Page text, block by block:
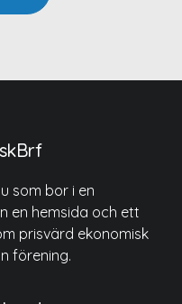
som bor i en
en hemsida och ett
prisvärd ekonomisk
förening.